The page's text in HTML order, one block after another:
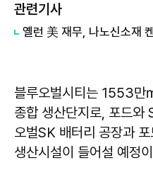
관련기사
블루오벌시티는 1553만
종합 생산단지로, 포드와
오벌SK 배터리 공장과
생산시설이 들어설 예정